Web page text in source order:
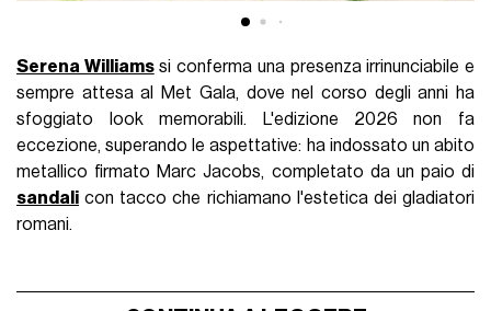
Serena Williamssi conferma una presenza irrinunciabile e
sempre attesa al Met Gala, dove nel corso degli anni ha
sfoggiato look memorabili. L'edizione 2026 non fa
eccezione, superando le aspettative: ha indossato un abito
metallico firmato Marc Jacobs, completato da un paio di
sandali con tacco che richiamano l'estetica dei gladiatori
romani.